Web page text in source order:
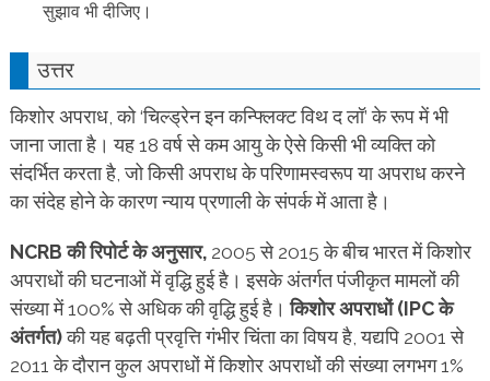
सुझाव भी दीजिए।
उत्तर
किशोर अपराध, को ‘चिल्ड्रेन इन कन्फ्लिक्ट विथ द लॉ’ के रूप में भी
जाना जाता है। यह 18 वर्ष से कम आयु के ऐसे किसी भी व्यक्ति को
संदर्भित करता है, जो किसी अपराध के परिणामस्वरूप या अपराध करने
का संदेह होने के कारण न्याय प्रणाली के संपर्क में आता है।
NCRB की रिपोर्ट के अनुसार,2005 से 2015 के बीच भारत में किशोर
अपराधों की घटनाओं में वृद्धि हुई है। इसके अंतर्गत पंजीकृत मामलों की
संख्या में 100% से अधिक की वृद्धि हुई है। किशोर अपराधों (IPC के
अंतर्गत)की यह बढ़ती प्रवृत्ति गंभीर चिंता का विषय है, यद्यपि 2001 से
2011 के दौरान कुल अपराधों में किशोर अपराधों की संख्या लगभग 1%